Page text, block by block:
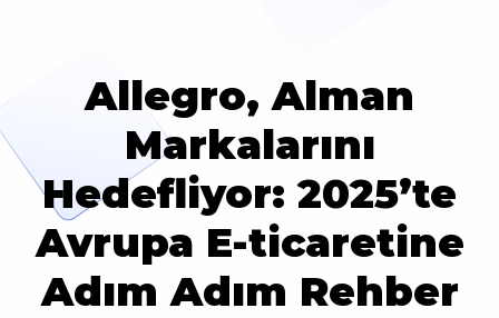
Allegro, Alman
Markalarını
Hedefliyor: 2025’te
Avrupa E-ticaretine
Adım Adım Rehber